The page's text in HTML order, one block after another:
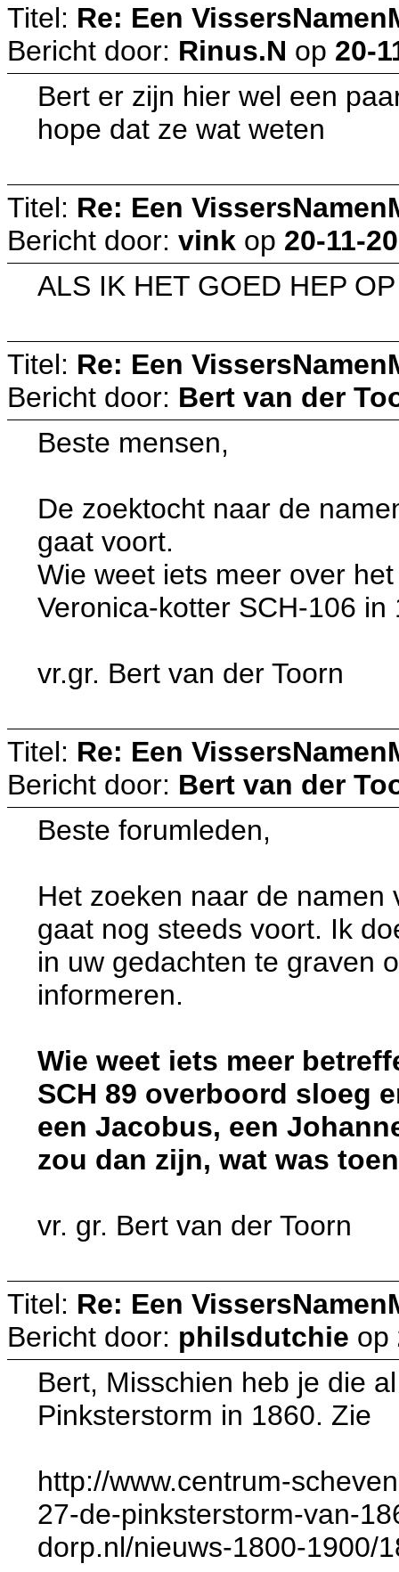
Titel: Re: Een
Bericht door: Rinus.N op 20-
Bert er zijn hier wel een
hope dat ze wat weten
Titel: Re: Een
Bericht door: vink op 20-11-
ALS IK HET GOED HEP
Titel: Re: Een
Bericht door: Bert van der
Beste mensen,
De zoektocht naar de
gaat voort.
Wie weet iets meer over
Veronica-kotter SCH-106 in
vr.gr. Bert van der Toorn
Titel: Re: Een
Bericht door: Bert van der
Beste forumleden,
Het zoeken naar de
gaat nog steeds voort. Ik
in uw gedachten te graven
informeren.
Wie weet iets meer
SCH 89 overboord sloeg
een Jacobus, een
zou dan zijn, wat was
vr. gr. Bert van der Toorn
Titel: Re: Een
Bericht door: philsdutchie op
Bert, Misschien heb je die
Pinksterstorm in 1860. Zie
http://www.centrum-
27-de-pinksterstorm-van-
dorp.nl/nieuws-1800-1900/